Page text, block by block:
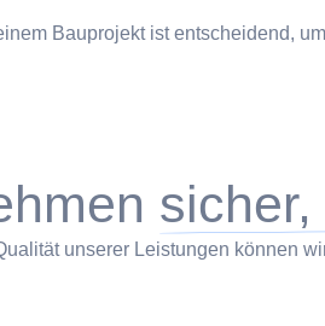
Bauprojekt ist entscheidend,
unserer Leistungen können